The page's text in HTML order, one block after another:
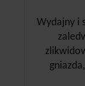
Wydajny i